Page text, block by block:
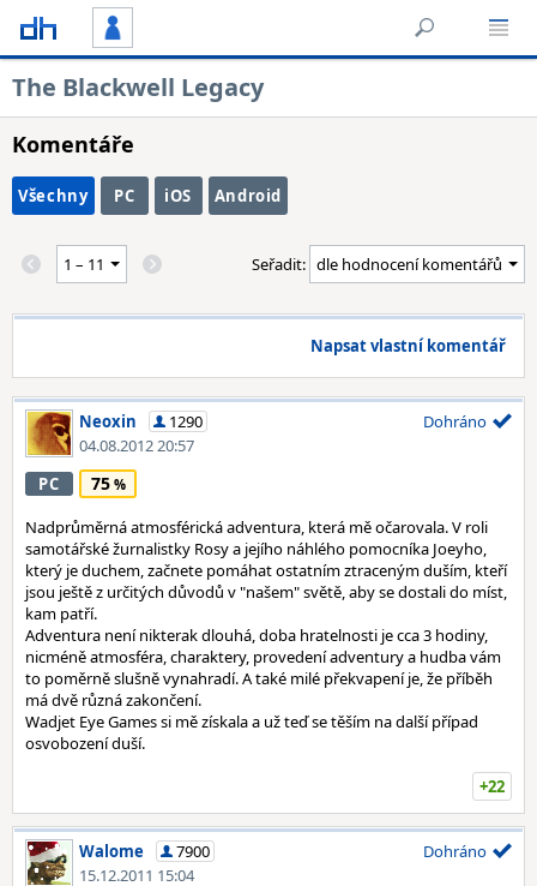
The Blackwell Legacy
Komentáře
Všechny PC iOS Android
Seřadit:
Napsat vlastní komentář
Neoxin
1290
04.08.2012 20:57
Dohráno
PC 75
Nadprůměrná atmosférická adventura, která mě očarovala. V roli
samotářské žurnalistky Rosy a jejího náhlého pomocníka Joeyho,
který je duchem, začnete pomáhat ostatním ztraceným duším, kteří
jsou ještě z určitých důvodů v "našem" světě, aby se dostali do míst,
kam patří.
Adventura není nikterak dlouhá, doba hratelnosti je cca 3 hodiny,
nicméně atmosféra, charaktery, provedení adventury a hudba vám
to poměrně slušně vynahradí. A také milé překvapení je, že příběh
má dvě různá zakončení.
Wadjet Eye Games si mě získala a už teď se těším na další případ
osvobození duší.
+22
Walome
7900
15.12.2011 15:04
Dohráno